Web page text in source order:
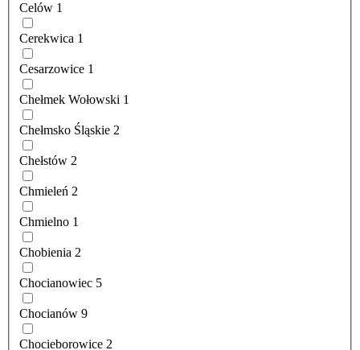
Celów 1
Cerekwica 1
Cesarzowice 1
Chełmek Wołowski 1
Chełmsko Śląskie 2
Chełstów 2
Chmieleń 2
Chmielno 1
Chobienia 2
Chocianowiec 5
Chocianów 9
Chocieborowice 2